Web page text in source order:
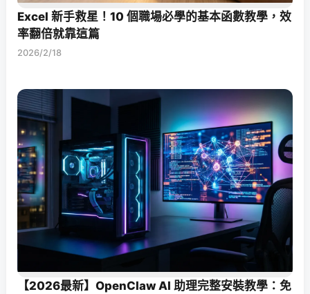
Excel 新手救星！10 個職場必學的基本函數教學，效
率翻倍就靠這篇
2026/2/18
【2026最新】OpenClaw AI 助理完整安裝教學：免